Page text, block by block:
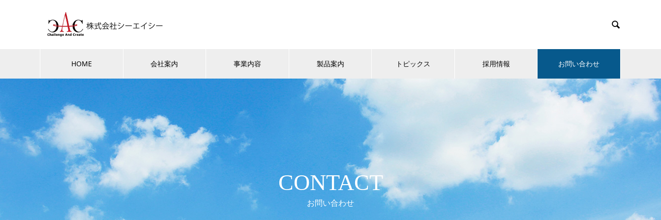

HOME 会社案内 事業内容 製品案内 トピックス 採用情報 お問い合わせ
CONTACT
お問い合わせ